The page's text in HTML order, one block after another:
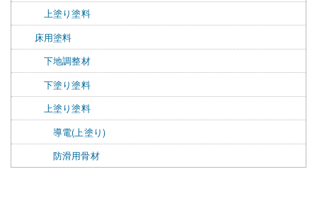
上塗り塗料
床用塗料
下地調整材
下塗り塗料
上塗り塗料
導電(上塗り)
防滑用骨材